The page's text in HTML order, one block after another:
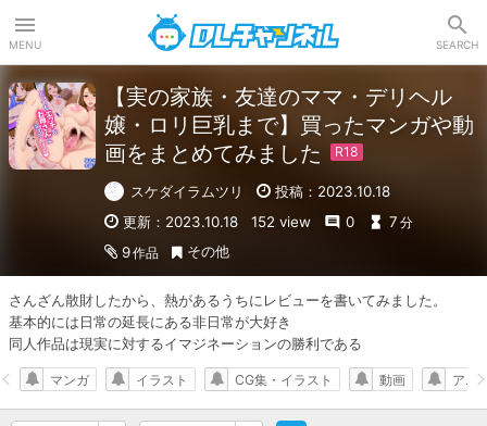
MENU SEARCH
【実の家族・友達のママ・デリヘル
嬢・ロリ巨乳まで】買ったマンガや動
画をまとめてみました
スケダイラムツリ
投稿：2023.10.18
更新：2023.10.18
152 view 0 7 分
9作品 その他
さんざん散財したから、熱があるうちにレビューを書いてみました。
基本的には日常の延長にある非日常が大好き
同人作品は現実に対するイマジネーションの勝利である
マンガ イラスト CG集・イラスト 動画 アニ